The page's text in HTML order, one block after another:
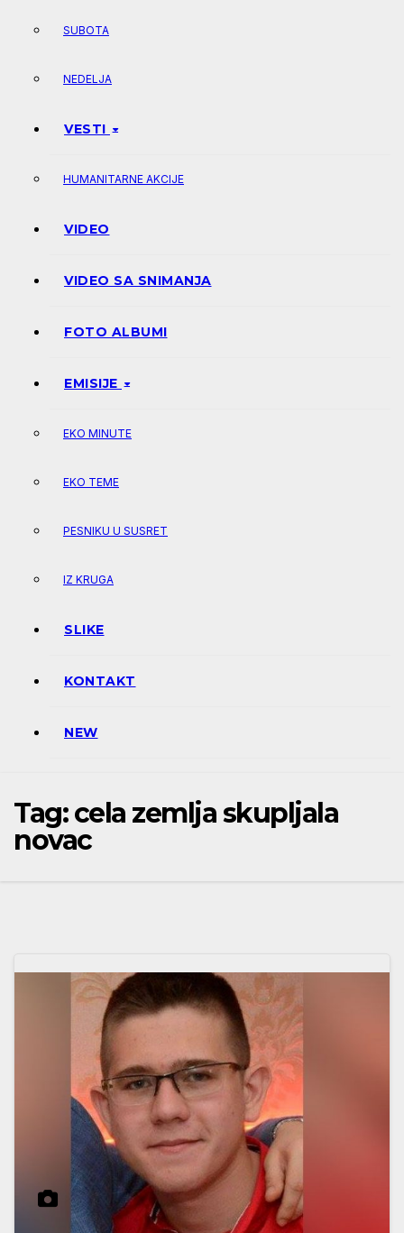
SUBOTA
NEDELJA
VESTI
HUMANITARNE AKCIJE
VIDEO
VIDEO SA SNIMANJA
FOTO ALBUMI
EMISIJE
EKO MINUTE
EKO TEME
PESNIKU U SUSRET
IZ KRUGA
SLIKE
KONTAKT
NEW
Tag:cela zemlja skupljala
novac